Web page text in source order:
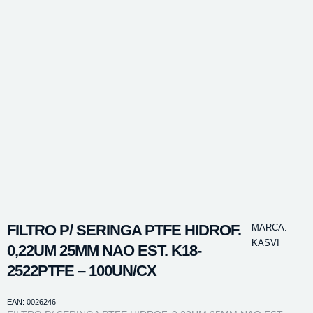
FILTRO P/ SERINGA PTFE HIDROF.
0,22UM 25MM NAO EST. K18-
2522PTFE – 100UN/CX
MARCA:
KASVI
EAN: 0026246